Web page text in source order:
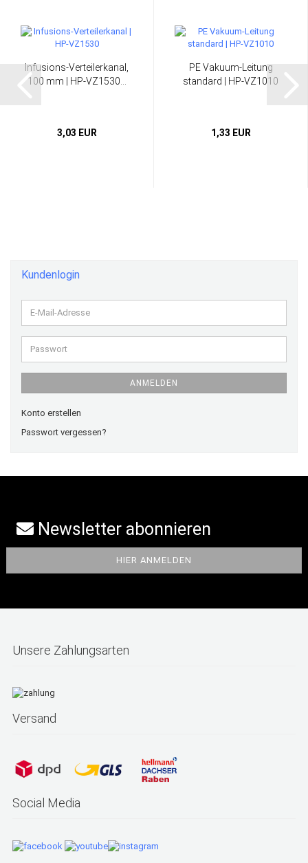
Infusions-Verteilerkanal,
100 mm | HP-VZ1530...
3,03 EUR
PE Vakuum-Leitung
standard | HP-VZ1010
1,33 EUR
Kundenlogin
E-
Mail-
Adresse
Passwort
ANMELDEN
Konto erstellen
Passwort vergessen?
Newsletter abonnieren
Unsere Zahlungsarten
Versand
Social Media